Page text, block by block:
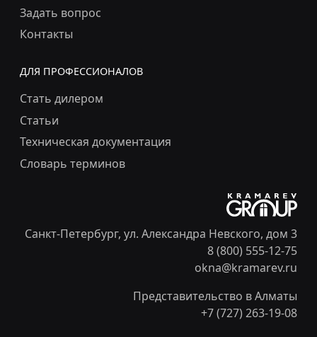
Задать вопрос
Контакты
ДЛЯ ПРОФЕССИОНАЛОВ
Стать дилером
Статьи
Техническая документация
Словарь терминов
Санкт-Петербург, ул. Александра Невского, дом 3
8 (800) 555-12-75
okna@kramarev.ru
Представительство в Алматы
+7 (727) 263-19-08